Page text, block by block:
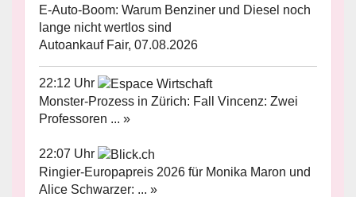
E-Auto-Boom: Warum Benziner und Diesel noch
lange nicht wertlos sind
Autoankauf Fair, 07.08.2026
22:12 Uhr
Monster-Prozess in Zürich: Fall Vincenz: Zwei
Professoren ... »
22:07 Uhr
Ringier-Europapreis 2026 für Monika Maron und
Alice Schwarzer: ... »